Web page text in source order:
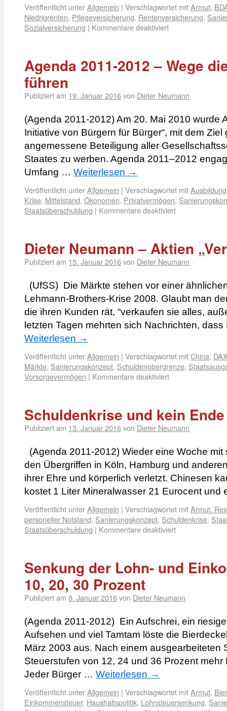
Veröffentlicht unterAllgemein | Verschlagwortet mitArmut,
Niedrigrenten, Pflegeversicherung, Rentenversicherung,
Sozialversicherung | Kommentare deaktiviert
Agenda 2011-2012 – Wege
führen
Publiziert am 19. Januar 2016von Dieter Neumann
(Agenda 2011-2012) Am 20. Mai 2010 wurde
Initiative von Bürgern für Bürger“, mit dem
angemessene Beteiligung aller
Staates zu werben. Agenda 2011–2012
Umfang … Weiterlesen →
Veröffentlicht unterAllgemein | Verschlagwortet mitAusbildung
Krise, Mittelstand, Ökonomen, Privatvermögen,
Staatsüberschuldung | Kommentare deaktiviert
Dieter Neumann – Aktien
Publiziert am 15. Januar 2016von Dieter Neumann
(UfSS) Die Märkte stehen vor einer
Lehmann-Brothers-Krise 2008. Glaubt man
die ihren Kunden rät, “verkaufen sie alles,
letzten Tagen mehrten sich Nachrichten,
Weiterlesen →
Veröffentlicht unterAllgemein | Verschlagwortet mitChina,
Märkte, Sanierungskonzept, Schuldenobergrenze,
Vorsorgevermögen | Kommentare deaktiviert
Schuldenkrise und kein Ende
Publiziert am 13. Januar 2016von Dieter Neumann
(Agenda 2011-2012) Wieder eine Woche
den Übergriffen in Köln, Hamburg und
ihrer Ehre und körperlich verletzt. Chinesen
kostet 1 Liter Mineralwasser 21 Eurocent
Veröffentlicht unterAllgemein | Verschlagwortet mitArmut.
personeller Notstand, Sanierungskonzept, Schuldenkrise,
Staatsüberschuldung | Kommentare deaktiviert
Senkung der Lohn- und
10, 20, 30 Prozent
Publiziert am 8. Januar 2016von Dieter Neumann
(Agenda 2011-2012) Ein Aufschrei, ein
Aufsehen und viel Tamtam löste die
März 2003 aus. Nach einem ausgearbeiteten
Steuerstufen von 12, 24 und 36 Prozent mehr
Jeder Bürger … Weiterlesen →
Veröffentlicht unterAllgemein | Verschlagwortet mitArmut,
Einkommensteuer, Haushaltspolitik, Lohnsteuersenkung,